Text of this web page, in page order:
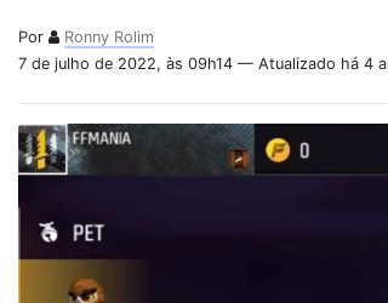
Por
Ronny Rolim
7 de julho de 2022, às 09h14 — Atualizado há 4